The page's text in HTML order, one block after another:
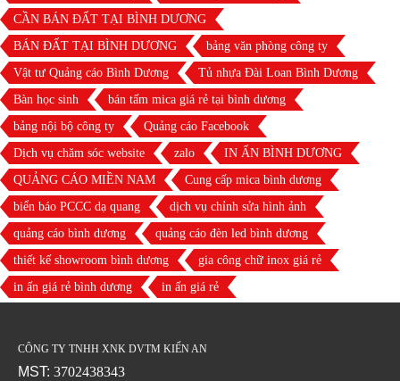
CẦN BÁN ĐẤT TẠI BÌNH DƯƠNG
BÁN ĐẤT TẠI BÌNH DƯƠNG
bảng văn phòng công ty
Vật tư Quảng cáo Bình Dương
Tủ nhựa Đài Loan Bình Dương
Bàn học sinh
bán tấm mica giá rẻ tại bình dương
bảng nội bộ công ty
Quảng cáo Facebook
Dịch vụ chăm sóc website
zalo
IN ẤN BÌNH DƯƠNG
QUẢNG CÁO MIỀN NAM
Cung cấp mica bình dương
biển báo PCCC dạ quang
dịch vụ chỉnh sửa hình ảnh
quảng cáo bình dương
quảng cáo đèn led bình dương
thiết kế showroom bình dương
gia công chữ inox giá rẻ
in ấn giá rẻ bình dương
in ấn giá rẻ
CÔNG TY TNHH XNK DVTM KIẾN AN
MST: 3702438343